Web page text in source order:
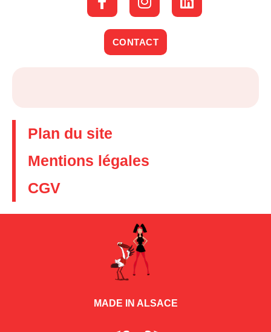
CONTACT
Plan du site
Mentions légales
CGV
MADE IN ALSACE